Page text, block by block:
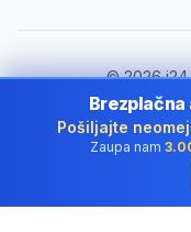
©2026i24
Za
Spremeni
Pošiljajte
Zaupa nam